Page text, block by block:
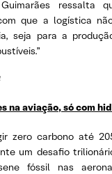
ressalta
que a logística
seja para a
na aviação, só com
zero carbono até
um desafio
fóssil nas